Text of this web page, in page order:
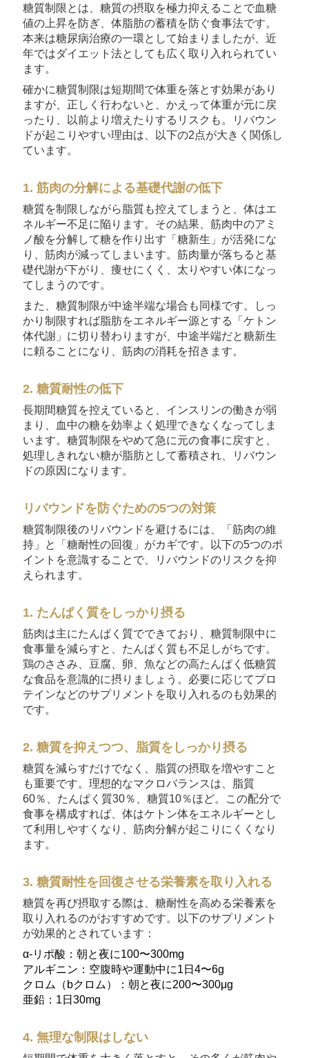
糖質制限とは、糖質の摂取を極力抑えることで血糖
値の上昇を防ぎ、体脂肪の蓄積を防ぐ食事法です。
本来は糖尿病治療の一環として始まりましたが、近
年ではダイエット法としても広く取り入れられてい
ます。
確かに糖質制限は短期間で体重を落とす効果があり
ますが、正しく行わないと、かえって体重が元に戻
ったり、以前より増えたりするリスクも。リバウン
ドが起こりやすい理由は、以下の2点が大きく関係し
ています。
1. 筋肉の分解による基礎代謝の低下
糖質を制限しながら脂質も控えてしまうと、体はエ
ネルギー不足に陥ります。その結果、筋肉中のアミ
ノ酸を分解して糖を作り出す「糖新生」が活発にな
り、筋肉が減ってしまいます。筋肉量が落ちると基
礎代謝が下がり、痩せにくく、太りやすい体になっ
てしまうのです。
また、糖質制限が中途半端な場合も同様です。しっ
かり制限すれば脂肪をエネルギー源とする「ケトン
体代謝」に切り替わりますが、中途半端だと糖新生
に頼ることになり、筋肉の消耗を招きます。
2. 糖質耐性の低下
長期間糖質を控えていると、インスリンの働きが弱
まり、血中の糖を効率よく処理できなくなってしま
います。糖質制限をやめて急に元の食事に戻すと、
処理しきれない糖が脂肪として蓄積され、リバウン
ドの原因になります。
リバウンドを防ぐための5つの対策
糖質制限後のリバウンドを避けるには、「筋肉の維
持」と「糖耐性の回復」がカギです。以下の5つのポ
イントを意識することで、リバウンドのリスクを抑
えられます。
1. たんぱく質をしっかり摂る
筋肉は主にたんぱく質でできており、糖質制限中に
食事量を減らすと、たんぱく質も不足しがちです。
鶏のささみ、豆腐、卵、魚などの高たんぱく低糖質
な食品を意識的に摂りましょう。必要に応じてプロ
テインなどのサプリメントを取り入れるのも効果的
です。
2. 糖質を抑えつつ、脂質をしっかり摂る
糖質を減らすだけでなく、脂質の摂取を増やすこと
も重要です。理想的なマクロバランスは、脂質
60％、たんぱく質30％、糖質10％ほど。この配分で
食事を構成すれば、体はケトン体をエネルギーとし
て利用しやすくなり、筋肉分解が起こりにくくなり
ます。
3. 糖質耐性を回復させる栄養素を取り入れる
糖質を再び摂取する際は、糖耐性を高める栄養素を
取り入れるのがおすすめです。以下のサプリメント
が効果的とされています：
α-リポ酸：朝と夜に100〜300mg
アルギニン：空腹時や運動中に1日4〜6g
クロム（bクロム）：朝と夜に200〜300μg
亜鉛：1日30mg
4. 無理な制限はしない